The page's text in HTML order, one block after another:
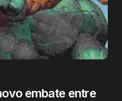
embate entre